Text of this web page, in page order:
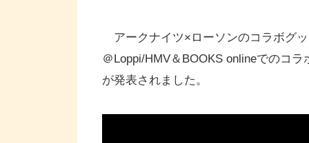
で予約販売、購入者にゲーム内
アークナイツ×ローソンのコラボグ
＠Loppi/HMV＆BOOKS onlineでのコ
が発表されました。